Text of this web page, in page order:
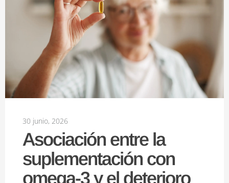
30 junio, 2026
Asociación entre la
suplementación con
omega-3 y el deterioro